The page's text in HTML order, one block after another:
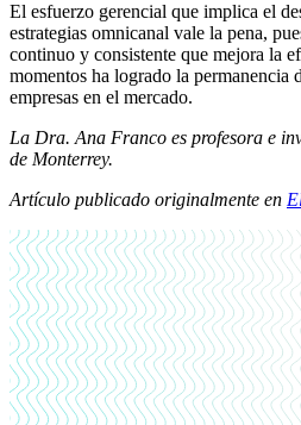
El esfuerzo gerencial que implica el
estrategias omnicanal vale la pena,
continuo y consistente que mejora la
momentos ha logrado la permanencia
empresas en el mercado.
La Dra. Ana Franco es profesora e
de Monterrey.
Artículo publicado originalmente en